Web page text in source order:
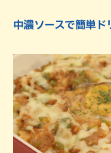
中濃ソースで簡単ド